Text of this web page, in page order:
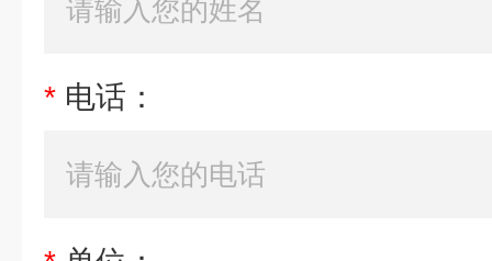
* 电话：